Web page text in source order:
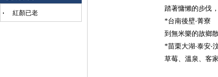
紅顏已老
踏著慵懶的步伐
*台南後壁‧菁寮
到無米樂的故鄉
*苗栗大湖‧泰安‧
草莓、溫泉、客